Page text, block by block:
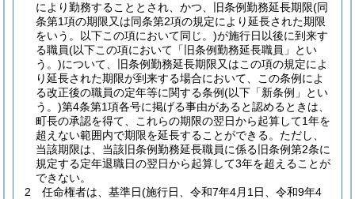
により勤務することとされ、かつ、旧条例勤務延長期限(同
条第1項の期限又は同条第2項の規定により延長された期限
をいう。以下この項において同じ。)が施行日以後に到来す
る職員(以下この項において「旧条例勤務延長職員」とい
う。)について、旧条例勤務延長期限又はこの項の規定によ
り延長された期限が到来する場合において、この条例によ
る改正後の職員の定年等に関する条例(以下「新条例」とい
う。)第4条第1項各号に掲げる事由があると認めるときは、
町長の承認を得て、これらの期限の翌日から起算して1年を
超えない範囲内で期限を延長することができる。 ただし、
当該期限は、当該旧条例勤務延長職員に係る旧条例第2条に
規定する定年退職日の翌日から起算して3年を超えることが
できない。
2
任命権者は、基準日(施行日、令和7年4月1日、令和9年4